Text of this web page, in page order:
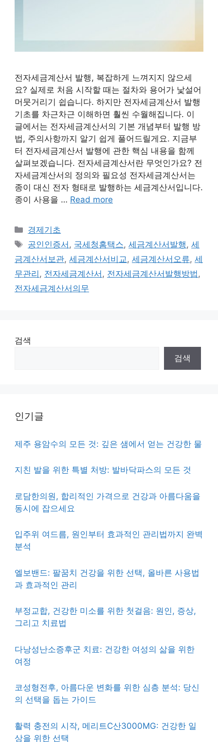
전자세금계산서 발행, 복잡하게 느껴지지 않으세
요? 실제로 처음 시작할 때는 절차와 용어가 낯설어
머뭇거리기 쉽습니다. 하지만 전자세금계산서 발행
기초를 차근차근 이해하면 훨씬 수월해집니다. 이
글에서는 전자세금계산서의 기본 개념부터 발행 방
법, 주의사항까지 알기 쉽게 풀어드릴게요. 지금부
터 전자세금계산서 발행에 관한 핵심 내용을 함께
살펴보겠습니다. 전자세금계산서란 무엇인가요? 전
자세금계산서의 정의와 필요성 전자세금계산서는
종이 대신 전자 형태로 발행하는 세금계산서입니다.
종이 사용을 … Read more
Categories
경제기초
Tags
공인인증서 , 국세청홈택스,세금계산서발행 ,세
금계산서보관, 세금계산서비교 , 세금계산서오류, 세
무관리 , 전자세금계산서 , 전자세금계산서발행방법 ,
전자세금계산서의무
검색
검색
인기글
제주 용암수의 모든 것: 깊은 샘에서 얻는 건강한 물
지친 발을 위한 특별 처방: 발바닥파스의 모든 것
로담한의원, 합리적인 가격으로 건강과 아름다움을
동시에 잡으세요
입주위 여드름, 원인부터 효과적인 관리법까지 완벽
분석
엘보밴드: 팔꿈치 건강을 위한 선택, 올바른 사용법
과 효과적인 관리
부정교합, 건강한 미소를 위한 첫걸음: 원인, 증상,
그리고 치료법
다낭성난소증후군 치료: 건강한 여성의 삶을 위한
여정
코성형전후, 아름다운 변화를 위한 심층 분석: 당신
의 선택을 돕는 가이드
활력 충전의 시작, 메리트C산3000MG: 건강한 일
상을 위한 선택